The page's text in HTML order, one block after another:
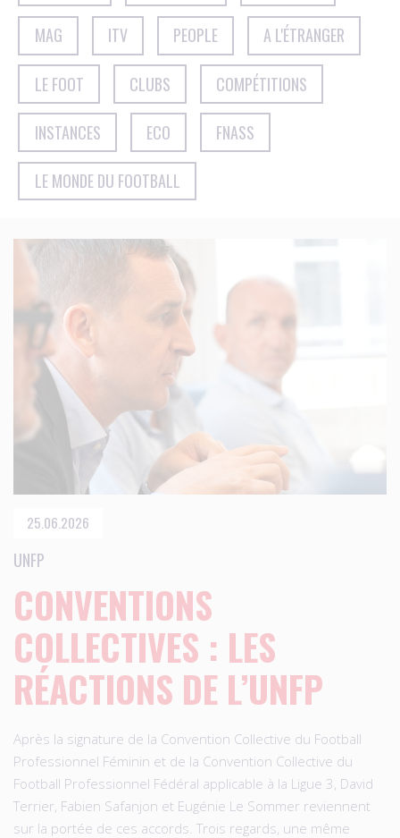
MAG ITV PEOPLE A L'ÉTRANGER
LE FOOT CLUBS COMPÉTITIONS
INSTANCES ECO FNASS
LE MONDE DU FOOTBALL
25.06.2026
UNFP
CONVENTIONS
COLLECTIVES : LES
RÉACTIONS DE L’UNFP
Après la signature de la Convention Collective du Football
Professionnel Féminin et de la Convention Collective du
Football Professionnel Fédéral applicable à la Ligue 3, David
Terrier, Fabien Safanjon et Eugénie Le Sommer reviennent
sur la portée de ces accords. Trois regards, une même